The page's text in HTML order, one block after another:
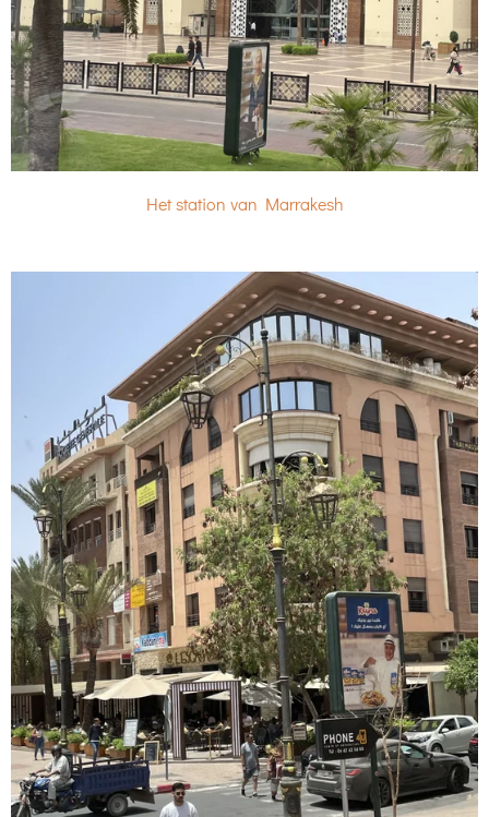
Het station van Marrakesh